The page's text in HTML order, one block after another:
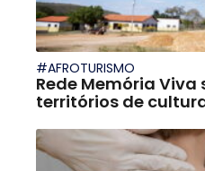
#AFROTURISMO
Rede Memória Viva
territórios de